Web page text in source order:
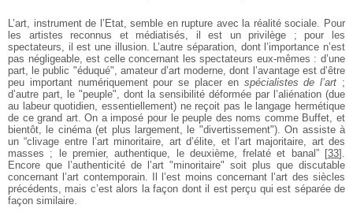
L’art, instrument de l’Etat, semble en rupture avec la réalité sociale. Pour
les artistes reconnus et médiatisés, il est un privilège ; pour les
spectateurs, il est une illusion. L’autre séparation, dont l’importance n’est
pas négligeable, est celle concernant les spectateurs eux-mêmes : d’une
part, le public "éduqué", amateur d’art moderne, dont l’avantage est d’être
peu important numériquement pour se placer en spécialistes de l’art ;
d’autre part, le "peuple", dont la sensibilité déformée par l’aliénation (due
au labeur quotidien, essentiellement) ne reçoit pas le langage hermétique
de ce grand art. On a imposé pour le peuple des noms comme Buffet, et
bientôt, le cinéma (et plus largement, le "divertissement"). On assiste à
un “clivage entre l’art minoritaire, art d’élite, et l’art majoritaire, art des
masses ; le premier, authentique, le deuxième, frelaté et banal”[33]
Encore que l’authenticité de l’art "minoritaire" soit plus que discutable
concernant l’art contemporain. Il l’est moins concernant l’art des siècles
précédents, mais c’est alors la façon dont il est perçu qui est séparée de
façon similaire.